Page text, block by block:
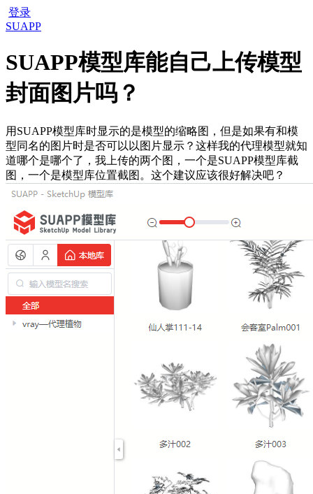
登录
SUAPP
SUAPP模型库能自己上传模型
封面图片吗？
用SUAPP模型库时显示的是模型的缩略图，但是如果有和模
型同名的图片时是否可以以图片显示？这样我的代理模型就知
道哪个是哪个了，我上传的两个图，一个是SUAPP模型库截
图，一个是模型库位置截图。这个建议应该很好解决吧？